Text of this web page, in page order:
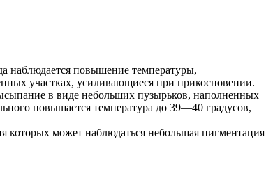
наблюдается повышение температуры,
участках, усиливающиеся при прикосновении.
в виде небольших пузырьков, наполненных
повышается температура до 39—40 градусов,
которых может наблюдаться небольшая пигментация